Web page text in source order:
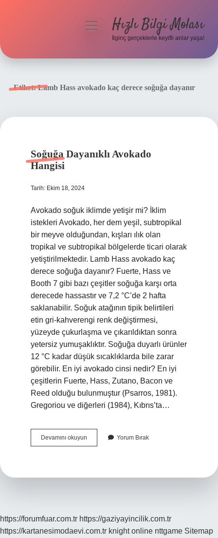
menüyüHızlı Bilgi Molası
İlginç gerçeklerle keyifli anlar yaşa!
Etiket:Lamb Hass avokado kaç derece soğuğa dayanır
Soğuğa Dayanıklı Avokado
Hangisi
Tarih: Ekim 18, 2024
Avokado soğuk iklimde yetişir mi? İklim
istekleri Avokado, her dem yeşil, subtropikal
bir meyve olduğundan, kışları ılık olan
tropikal ve subtropikal bölgelerde ticari olarak
yetiştirilmektedir. Lamb Hass avokado kaç
derece soğuğa dayanır? Fuerte, Hass ve
Booth 7 gibi bazı çeşitler soğuğa karşı orta
derecede hassastır ve 7,2 °C’de 2 hafta
saklanabilir. Soğuk atağının tipik belirtileri
etin gri-kahverengi renk değiştirmesi,
yüzeyde çukurlaşma ve çıkarıldıktan sonra
yetersiz yumuşaklıktır. Soğuğa duyarlı ürünler
12 °C kadar düşük sıcaklıklarda bile zarar
görebilir. En iyi avokado cinsi nedir? En iyi
çeşitlerin Fuerte, Hass, Zutano, Bacon ve
Reed olduğu bulunmuştur (Psarros, 1981).
Gregoriou ve diğerleri (1984), Kıbrıs’ta…
Devamını okuyun
Dayanıklı
Yorum Bırak
https://forumfuar.com.tr https://gaziyayincilik.com.tr
https://kartanesimodaevi.com.tr knight online nttgame Sitemap